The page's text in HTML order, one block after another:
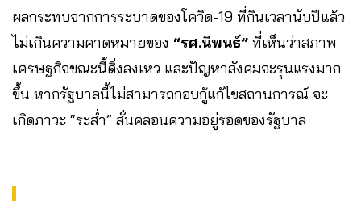
ผลกระทบจากการระบาดของโควิด-19 ที่กินเวลานับปีแล้ว
ไม่เกินความคาดหมายของ “รศ.นิพนธ์” ที่เห็นว่าสภาพ
เศรษฐกิจขณะนี้ดิ่งลงเหว และปัญหาสังคมจะรุนแรงมาก
ขึ้น หากรัฐบาลนี้ไม่สามารถกอบกู้แก้ไขสถานการณ์ จะ
เกิดภาวะ “ระส่ำ” สั่นคลอนความอยู่รอดของรัฐบาล